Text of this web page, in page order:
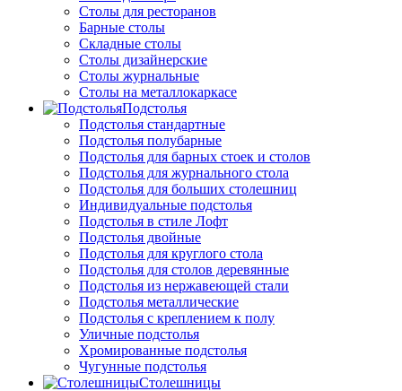
Столы для ресторанов
Барные столы
Складные столы
Столы дизайнерские
Столы журнальные
Столы на металлокаркасе
Подстолья
Подстолья стандартные
Подстолья полубарные
Подстолья для барных стоек и столов
Подстолья для журнального стола
Подстолья для больших столешниц
Индивидуальные подстолья
Подстолья в стиле Лофт
Подстолья двойные
Подстолья для круглого стола
Подстолья для столов деревянные
Подстолья из нержавеющей стали
Подстолья металлические
Подстолья с креплением к полу
Уличные подстолья
Хромированные подстолья
Чугунные подстолья
Столешницы